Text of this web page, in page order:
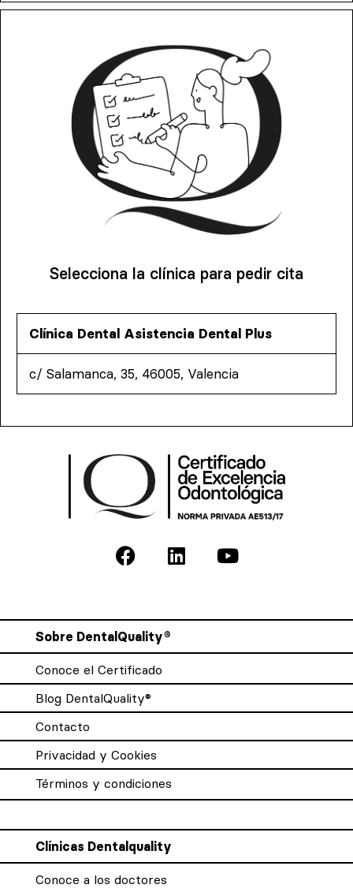
Selecciona la clínica para pedir cita
Clínica Dental Asistencia Dental Plus
c/ Salamanca, 35, 46005, Valencia
Sobre DentalQuality®
Conoce el Certificado
Blog DentalQuality®
Contacto
Privacidad y Cookies
Términos y condiciones
Clínicas Dentalquality
Conoce a los doctores